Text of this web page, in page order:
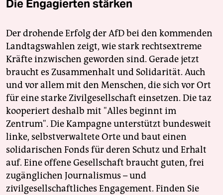
Die Engagierten stärken
Der drohende Erfolg der AfD bei den kommenden
Landtagswahlen zeigt, wie stark rechtsextreme
Kräfte inzwischen geworden sind. Gerade jetzt
braucht es Zusammenhalt und Solidarität. Auch
und vor allem mit den Menschen, die sich vor Ort
für eine starke Zivilgesellschaft einsetzen. Die taz
kooperiert deshalb mit "Alles beginnt im
Zentrum". Die Kampagne unterstützt bundesweit
linke, selbstverwaltete Orte und baut einen
solidarischen Fonds für deren Schutz und Erhalt
auf. Eine offene Gesellschaft braucht guten, frei
zugänglichen Journalismus – und
zivilgesellschaftliches Engagement. Finden Sie